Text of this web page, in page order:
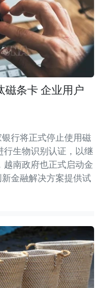
磁条卡 企业用户
银行将正式停止使用磁
生物识别认证，以继
南政府也正式启动金
金融解决方案提供试